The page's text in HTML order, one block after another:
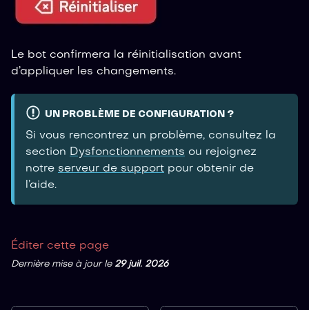
Le bot confirmera la réinitialisation avant
d’appliquer les changements.
UN PROBLÈME DE CONFIGURATION ?
Si vous rencontrez un problème, consultez la
section Dysfonctionnements ou rejoignez
notre serveur de support pour obtenir de
l’aide.
Éditer cette page
Dernière mise à jourle 29 juil. 2026